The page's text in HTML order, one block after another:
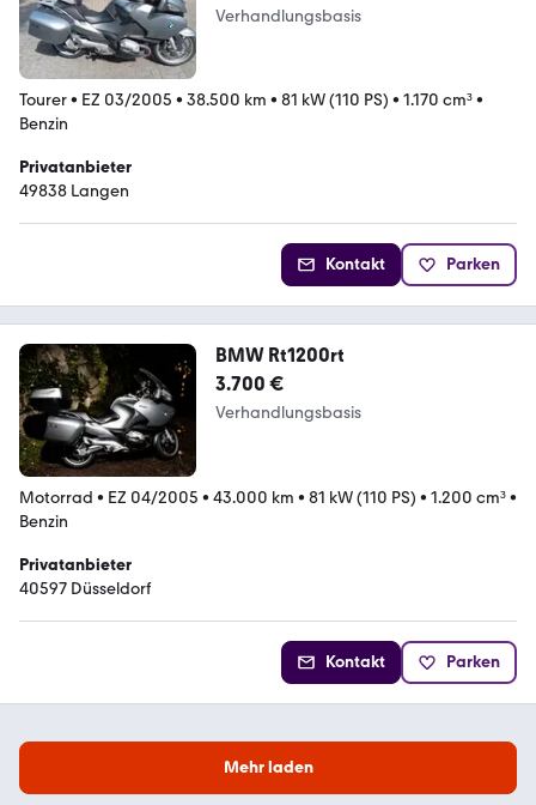
Verhandlungsbasis
Tourer• EZ 03/2005 • 38.500 km • 81 kW (110 PS) • 1.170 cm³•
Benzin
Privatanbieter
49838 Langen
Kontakt Parken
BMW Rt1200rt
3.700 €
Verhandlungsbasis
Motorrad • EZ 04/2005 • 43.000 km • 81 kW (110 PS) • 1.200 cm³•
Benzin
Privatanbieter
40597 Düsseldorf
Kontakt Parken
Mehr laden